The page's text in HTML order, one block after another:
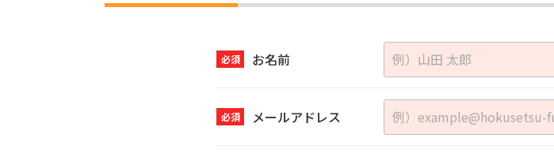
必須 お名前
必須 メールアドレス